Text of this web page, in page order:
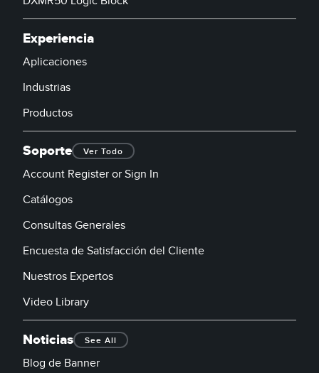
Experiencia
Aplicaciones
Industrias
Productos
Soporte Ver Todo
Account Register or Sign In
Catálogos
Consultas Generales
Encuesta de Satisfacción del Cliente
Nuestros Expertos
Video Library
Noticias See All
Blog de Banner